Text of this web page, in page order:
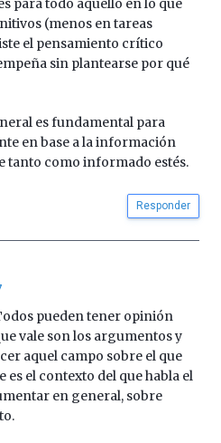
(menos en tareas
el pensamiento crítico
sin plantearse por qué
es fundamental para
en base a la información
tanto como informado estés.
Responder
pueden tener opinión
vale son los argumentos y
aquel campo sobre el que
es el contexto del que habla el
en general, sobre